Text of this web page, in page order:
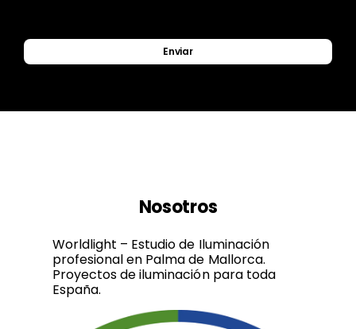
Enviar
Nosotros
Worldlight – Estudio de Iluminación
profesional en Palma de Mallorca.
Proyectos de iluminación para toda
España.